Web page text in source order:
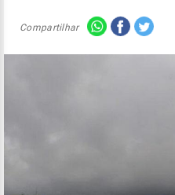
Compartilhar